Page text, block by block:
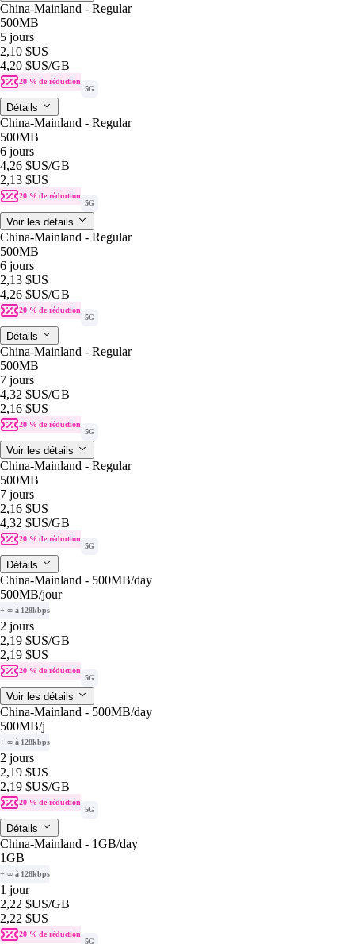
China-Mainland - Regular
500MB
5 jours
2,10 $US
4,20 $US/GB
20 % de réduction
5G
Détails
China-Mainland - Regular
500MB
6 jours
4,26 $US/GB
2,13 $US
20 % de réduction
5G
Voir les détails
China-Mainland - Regular
500MB
6 jours
2,13 $US
4,26 $US/GB
20 % de réduction
5G
Détails
China-Mainland - Regular
500MB
7 jours
4,32 $US/GB
2,16 $US
20 % de réduction
5G
Voir les détails
China-Mainland - Regular
500MB
7 jours
2,16 $US
4,32 $US/GB
20 % de réduction
5G
Détails
China-Mainland - 500MB/day
500MB/jour
+ ∞ à 128kbps
2 jours
2,19 $US/GB
2,19 $US
20 % de réduction
5G
Voir les détails
China-Mainland - 500MB/day
500MB/j
+ ∞ à 128kbps
2 jours
2,19 $US
2,19 $US/GB
20 % de réduction
5G
Détails
China-Mainland - 1GB/day
1GB
+ ∞ à 128kbps
1 jour
2,22 $US/GB
2,22 $US
20 % de réduction
5G